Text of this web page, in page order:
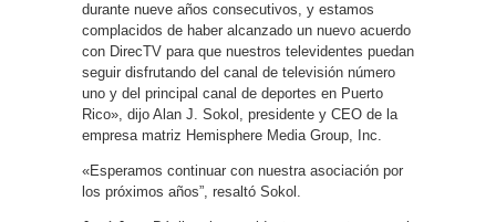
durante nueve años consecutivos, y estamos
complacidos de haber alcanzado un nuevo acuerdo
con DirecTV para que nuestros televidentes puedan
seguir disfrutando del canal de televisión número
uno y del principal canal de deportes en Puerto
Rico», dijo Alan J. Sokol, presidente y CEO de la
empresa matriz Hemisphere Media Group, Inc.
«Esperamos continuar con nuestra asociación por
los próximos años”, resaltó Sokol.